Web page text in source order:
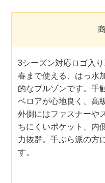
3シーズン対応ロゴ入
春まで使える、はっ水
的なブルゾンです。手
ベロアが心地良く、高
外側にはファスナーや
ちにくいポケット、内
力抜群。手ぶら派の方
す。